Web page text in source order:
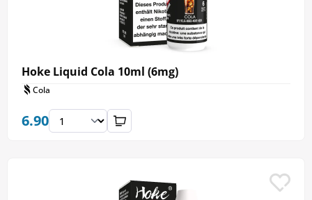
Hoke Liquid Cola 10ml (6mg)
Cola
6.90